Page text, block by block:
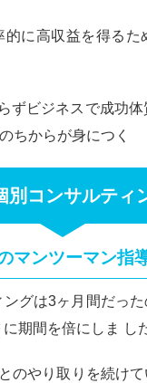
的に高収益を得るた
ずビジネスで成功
ちからが身につく
別コンサルティ
マンツーマン指
ングは3ヶ月間だっ
期間を倍にしま し
のやり取りを続け